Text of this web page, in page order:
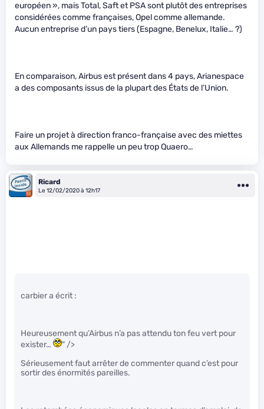
européen », mais Total, Saft et PSA sont plutôt des entreprises
considérées comme françaises, Opel comme allemande.
Aucun entreprise d’un pays tiers (Espagne, Benelux, Italie… ?)
En comparaison, Airbus est présent dans 4 pays, Arianespace
a des composants issus de la plupart des États de l’Union.
Faire un projet à direction franco-française avec des miettes
aux Allemands me rappelle un peu trop Quaero…
Ricard
Le 12/02/2020 à 12h17
carbier a écrit :
Heureusement qu’Airbus n’a pas attendu ton feu vert pour
exister…
" />
Sérieusement faut arrêter de commenter quand c’est pour
sortir des énormités pareilles.